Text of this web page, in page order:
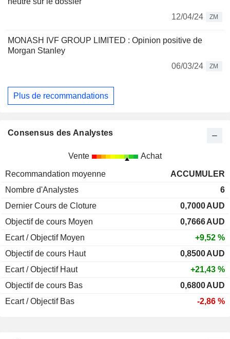
12/04/24
ZM
MONASH IVF GROUP LIMITED : Opinion positive de
Morgan Stanley
06/03/24
ZM
Plus de recommandations
Consensus des Analystes
Vente Achat
Recommandation moyenne
ACCUMULER
Nombre d'Analystes
6
Dernier Cours de Cloture
0,7000AUD
Objectif de cours Moyen
0,7666AUD
Ecart / Objectif Moyen
+9,52 %
Objectif de cours Haut
0,8500AUD
Ecart / Objectif Haut
+21,43 %
Objectif de cours Bas
0,6800AUD
Ecart / Objectif Bas
-2,86 %